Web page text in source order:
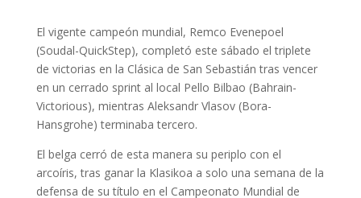
El vigente campeón mundial, Remco Evenepoel
(Soudal-QuickStep), completó este sábado el triplete
de victorias en la Clásica de San Sebastián tras vencer
en un cerrado sprint al local Pello Bilbao (Bahrain-
Victorious), mientras Aleksandr Vlasov (Bora-
Hansgrohe) terminaba tercero.
El belga cerró de esta manera su periplo con el
arcoíris, tras ganar la Klasikoa a solo una semana de la
defensa de su título en el Campeonato Mundial de